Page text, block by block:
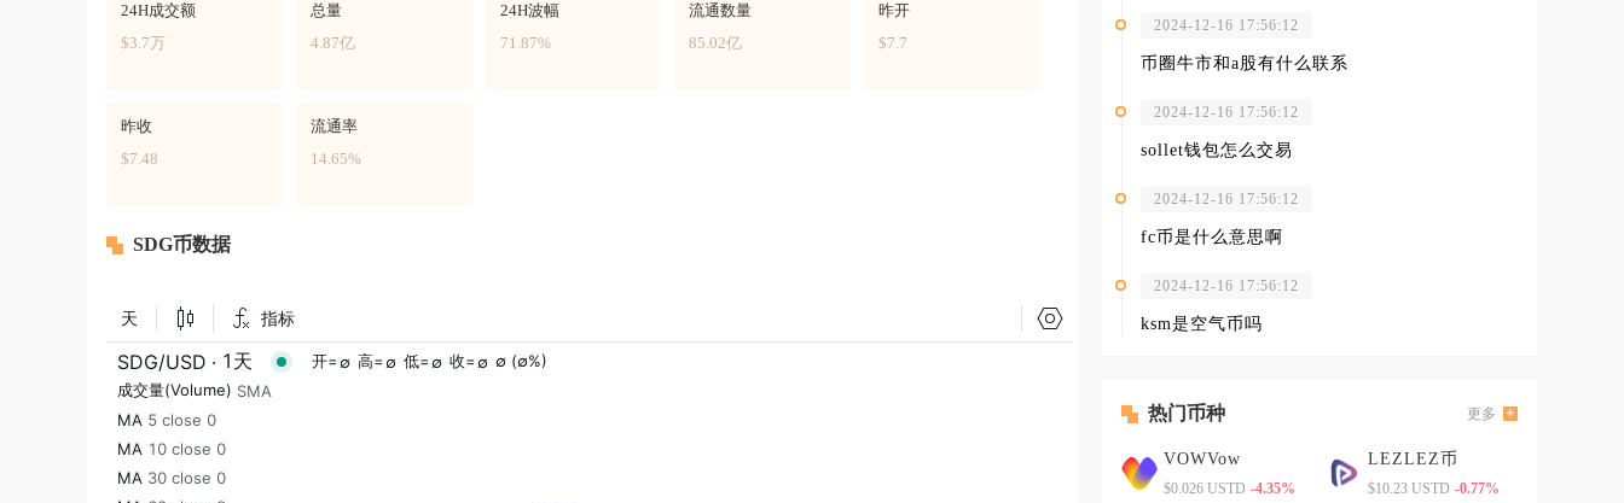
24H成交额
$3.7万
总量
4.87亿
24H波幅
71.87%
流通数量
85.02亿
昨开
$7.7
昨收
$7.48
流通率
14.65%
SDG币数据
2024-12-16 17:56:12
币圈牛市和a股有什么联系
2024-12-16 17:56:12
sollet钱包怎么交易
2024-12-16 17:56:12
fc币是什么意思啊
2024-12-16 17:56:12
ksm是空气币吗
热门币种 更多
VOWVow
$0.026 USTD -4.35%
LEZLEZ币
$10.23 USTD -0.77%